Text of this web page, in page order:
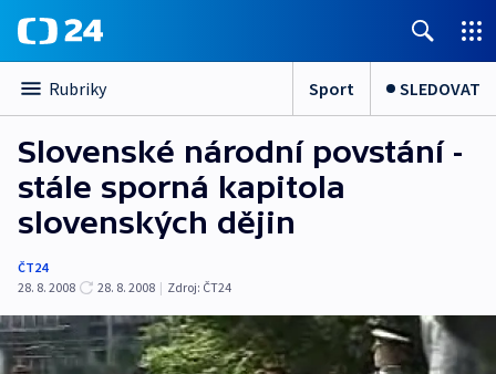
Rubriky Sport SLEDOVAT
Slovenské národní povstání -
stále sporná kapitola
slovenských dějin
ČT24
28. 8. 2008
28. 8. 2008 | Zdroj: ČT24